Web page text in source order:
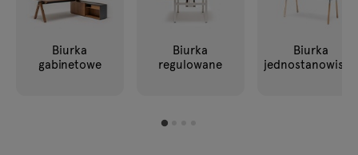
Biurka
gabinetowe
Biurka
regulowane
Biurka